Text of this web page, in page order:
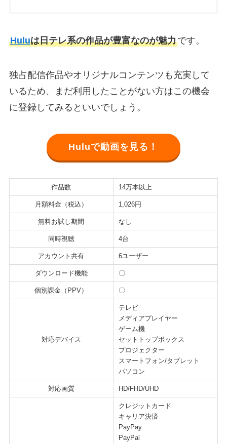
Huluは日テレ系の作品が豊富なのが魅力です。
独占配信作品やオリジナルコンテンツも充実して
いるため、まだ利用したことがない方はこの機会
に登録してみるといいでしょう。
Huluで動画を見る！
作品数 14万本以上
月額料金（税込） 1,026円
無料お試し期間 なし
同時視聴 4台
アカウント共有 6ユーザー
ダウンロード機能 〇
個別課金（PPV） 〇
対応デバイス
テレビ
メディアプレイヤー
ゲーム機
セットトップボックス
プロジェクター
スマートフォン/タブレット
パソコン
対応画質 HD/FHD/UHD
クレジットカード
キャリア決済
PayPay
PayPal